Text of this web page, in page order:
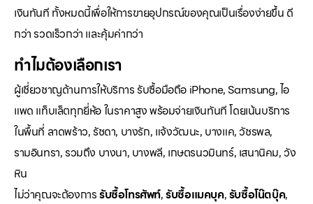
เงินทันที ทั้งหมดนี้เพื่อให้การขายอุปกรณ์ของคุณเป็นเรื่องง่ายขึ้น ดี
กว่า รวดเร็วกว่า และคุ้มค่ากว่า
ทำไมต้องเลือกเรา
ผู้เชี่ยวชาญด้านการให้บริการ รับซื้อมือถือ iPhone, Samsung, ไอ
แพด แท็บเล็ตทุกยี่ห้อ ในราคาสูง พร้อมจ่ายเงินทันที โดยเน้นบริการ
ในพื้นที่ ลาดพร้าว, รัชดา, บางรัก, แจ้งวัฒนะ, บางแค, วัชรพล,
รามอินทรา, รวมถึง บางนา, บางพลี, เกษตรนวมินทร์, เสนานิคม, วัง
หิน
ไม่ว่าคุณจะต้องการรับซื้อโทรศัพท์,รับซื้อแมคบุค,รับซื้อโน๊ตบุ๊ค,